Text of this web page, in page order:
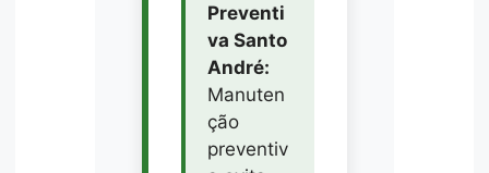
Preventi
va Santo
André:
Manuten
ção
preventiv